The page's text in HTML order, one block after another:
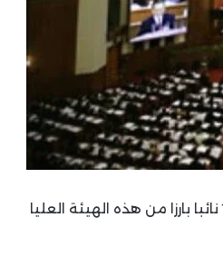
علن المؤتمر الوطني لنواب الشعب (البرلمان الصيني)، اليوم السبت، طرد 13 نائبا بارزا من هذه الهيئة العليا